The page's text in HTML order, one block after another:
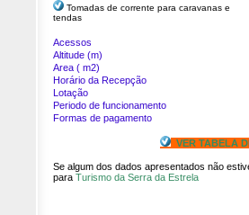
Tomadas de corrente para caravanas e
tendas
Acessos
Altitude (m)
Area ( m2)
Horário da Recepção
Lotação
Periodo de funcionamento
Formas de pagamento
VER TABELA
Se algum dos dados apresentados não
para Turismo da Serra da Estrela